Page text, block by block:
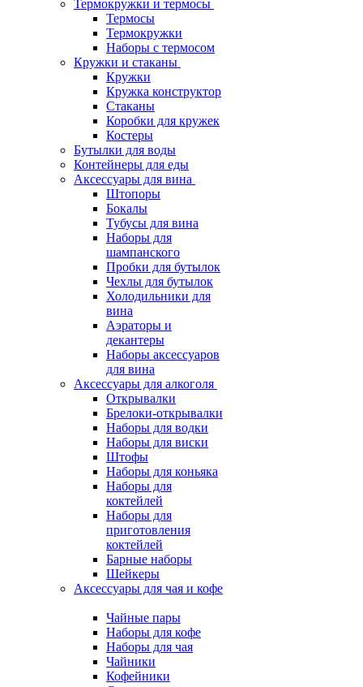
Термокружки и термосы
Термосы
Термокружки
Наборы с термосом
Кружки и стаканы
Кружки
Кружка конструктор
Стаканы
Коробки для кружек
Костеры
Бутылки для воды
Контейнеры для еды
Аксессуары для вина
Штопоры
Бокалы
Тубусы для вина
Наборы для
шампанского
Пробки для бутылок
Чехлы для бутылок
Холодильники для
вина
Аэраторы и
декантеры
Наборы аксессуаров
для вина
Аксессуары для алкоголя
Открывалки
Брелоки-открывалки
Наборы для водки
Наборы для виски
Штофы
Наборы для коньяка
Наборы для
коктейлей
Наборы для
приготовления
коктейлей
Барные наборы
Шейкеры
Аксессуары для чая и кофе
Чайные пары
Наборы для кофе
Наборы для чая
Чайники
Кофейники